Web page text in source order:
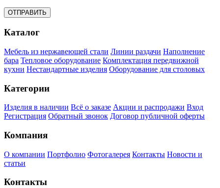
ОТПРАВИТЬ
Каталог
Мебель из нержавеющей стали Линии раздачи Наполнение
бара Тепловое оборудование Комплектация передвижной
кухни Нестандартные изделия Оборудование для столовых
Категории
Изделия в наличии Всё о заказе Акции и распродажи Вход
Регистрация Обратный звонок Договор публичной оферты
Компания
О компании Портфолио Фотогалерея Контакты Новости и
статьи
Контакты